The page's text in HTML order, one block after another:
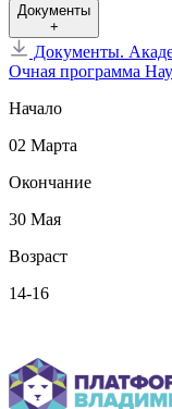
Документы
+
Документы.
Очная программа
Начало
02 Марта
Окончание
30 Мая
Возраст
14-16